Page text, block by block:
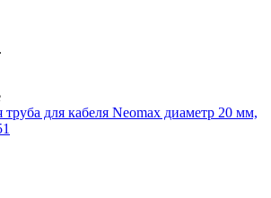
труба для кабеля Neomax диаметр 20 мм,